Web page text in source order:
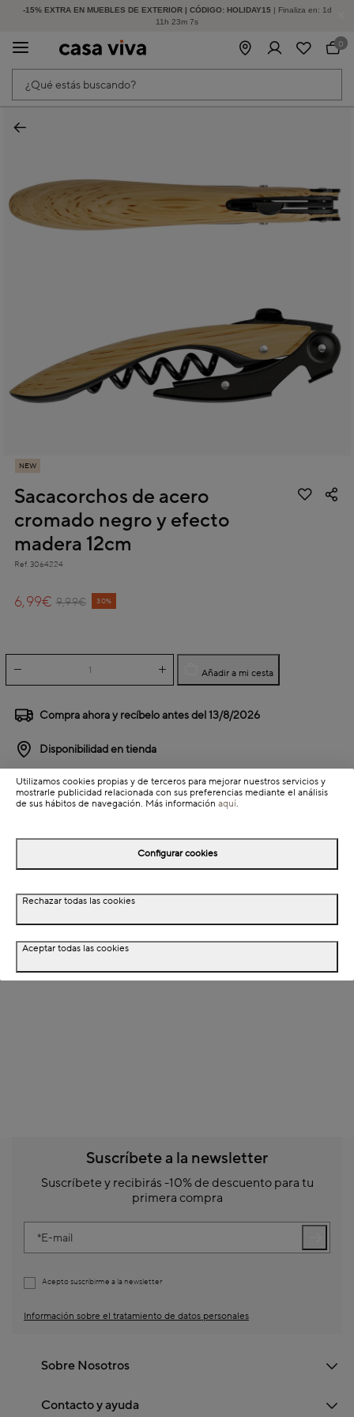
-15% EXTRA EN MUEBLES DE EXTERIOR | CÓDIGO: HOLIDAY15 | Finaliza en: 1d
11h 23m 6s
HASTA -60% DE DESCUENTO | SEGUNDAS REBAJAS
¿Qué estás buscando?
0
NEW
Sacacorchos de acero
cromado negro y efecto
madera 12cm
Ref. 3064224
Price reduced from
9,99€
to 30%
6,99€
Añadir a mi cesta
Compra ahora y recíbelo antes del13/8/2026
Disponibilidad en tienda
Detalles del producto
Detalles del producto
Dimensiones
Suscríbete a la newsletter
Suscríbete y recibirás -10% de descuento para tu
primera compra
E-mail
Acepto suscribirme a la newsletter
Información sobre el tratamiento de datos personales
Sobre Nosotros
Contacto y ayuda
Utilizamos cookies propias y de terceros para mejorar nuestros servicios y
mostrarle publicidad relacionada con sus preferencias mediante el análisis
de sus hábitos de navegación. Más información aquí.
Configurar cookies
Rechazar todas las cookies
Aceptar todas las cookies